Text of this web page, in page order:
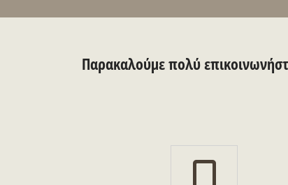
Παρακαλούμε πολύ